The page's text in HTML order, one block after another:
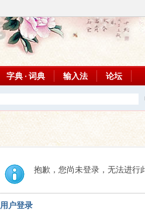
字典 · 词典 输入法 论坛
抱歉，您尚未登录，无法进行
用户登录